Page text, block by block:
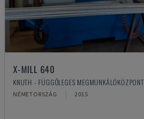
X-MILL 640
KNUTH - FÜGGŐLEGES MEGMUNKÁLÓKÖZPONT
NÉMETORSZÁG 2015